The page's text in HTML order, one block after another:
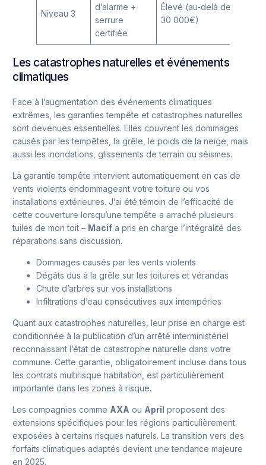
Niveau 3
d’alarme +
serrure
certifiée
Élevé (au-delà de
30 000€)
Les catastrophes naturelles et événements
climatiques
Face à l’augmentation des événements climatiques
extrêmes, les garanties tempête et catastrophes naturelles
sont devenues essentielles. Elles couvrent les dommages
causés par les tempêtes, la grêle, le poids de la neige, mais
aussi les inondations, glissements de terrain ou séismes.
La garantie tempête intervient automatiquement en cas de
vents violents endommageant votre toiture ou vos
installations extérieures. J’ai été témoin de l’efficacité de
cette couverture lorsqu’une tempête a arraché plusieurs
tuiles de mon toit – Macif a pris en charge l’intégralité des
réparations sans discussion.
Dommages causés par les vents violents
Dégâts dus à la grêle sur les toitures et vérandas
Chute d’arbres sur vos installations
Infiltrations d’eau consécutives aux intempéries
Quant aux catastrophes naturelles, leur prise en charge est
conditionnée à la publication d’un arrêté interministériel
reconnaissant l’état de catastrophe naturelle dans votre
commune. Cette garantie, obligatoirement incluse dans tous
les contrats multirisque habitation, est particulièrement
importante dans les zones à risque.
Les compagnies comme AXA ou April proposent des
extensions spécifiques pour les régions particulièrement
exposées à certains risques naturels. La transition vers des
forfaits climatiques adaptés devient une tendance majeure
en 2025.